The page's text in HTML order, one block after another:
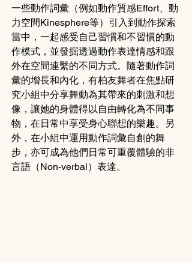
一些動作詞彙（例如動作質感Effort、動
力空間Kinesphere等）引入到動作探索
當中，一起感受自己習慣和不習慣的動
作模式，並發掘透過動作表達情感和跟
外在空間連繫的不同方式。隨著動作詞
彙的增長和內化，有柏友舞者在焦點研
究小組中分享舞動為其帶來的刺激和想
像，讓她的身體得以自由轉化為不同事
物，在日常中享受身心聯想的樂趣。另
外，在小組中運用動作詞彙自創的舞
步，亦可成為他們日常可重覆體驗的非
言語（Non-verbal）表達。